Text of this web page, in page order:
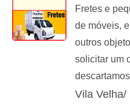
Fretes e
de móveis,
outros
solicitar um
Vila Velha/